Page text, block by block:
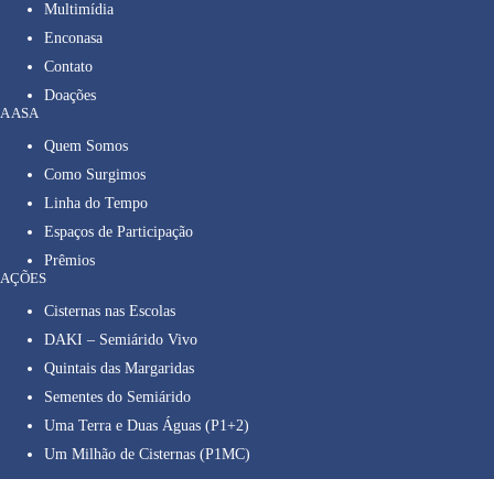
Multimídia
Enconasa
Contato
Doações
A ASA
Quem Somos
Como Surgimos
Linha do Tempo
Espaços de Participação
Prêmios
AÇÕES
Cisternas nas Escolas
DAKI – Semiárido Vivo
Quintais das Margaridas
Sementes do Semiárido
Uma Terra e Duas Águas (P1+2)
Um Milhão de Cisternas (P1MC)